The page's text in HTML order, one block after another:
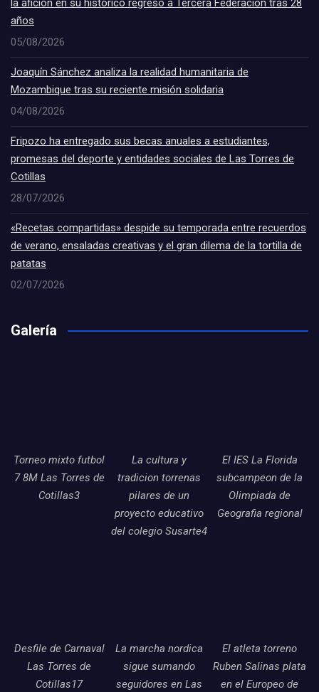
la afición en su histórico regreso a Tercera Federación tras 28
años
05/08/2026
Joaquín Sánchez analiza la realidad humanitaria de
Mozambique tras su reciente misión solidaria
04/08/2026
Fripozo ha entregado sus becas anuales a estudiantes,
promesas del deporte y entidades sociales de Las Torres de
Cotillas
28/07/2026
«Recetas compartidas» despide su temporada entre recuerdos
de verano, ensaladas creativas y el gran dilema de la tortilla de
patatas
02/07/2026
Galería
Torneo mixto futbol
7 8M Las Torres de
Cotillas3
La cultura y
tradicion torrenas
pilares de un
proyecto educativo
del colegio Susarte4
El IES La Florida
subcampeon de la
Olimpiada de
Geografia regional
Desfile de Carnaval
Las Torres de
Cotillas17
La marcha nordica
sigue sumando
seguidores en Las
El atleta torreno
Ruben Salinas plata
en el Europeo de